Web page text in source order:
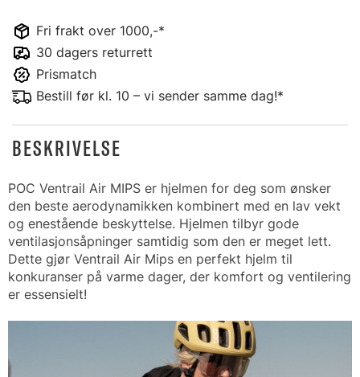
Fri frakt over 1000,-*
30 dagers returrett
Prismatch
Bestill før kl. 10 – vi sender samme dag!*
BESKRIVELSE
POC Ventrail Air MIPS er hjelmen for deg som ønsker
den beste aerodynamikken kombinert med en lav vekt
og enestående beskyttelse. Hjelmen tilbyr gode
ventilasjonsåpninger samtidig som den er meget lett.
Dette gjør Ventrail Air Mips en perfekt hjelm til
konkuranser på varme dager, der komfort og ventilering
er essensielt!